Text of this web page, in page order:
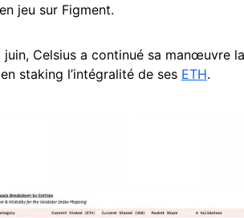
jeu sur Figment.
juin, Celsius a continué sa manœuvre
staking l’intégralité de ses ETH.